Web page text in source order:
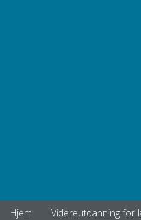
Hjem
Videreutdanning for